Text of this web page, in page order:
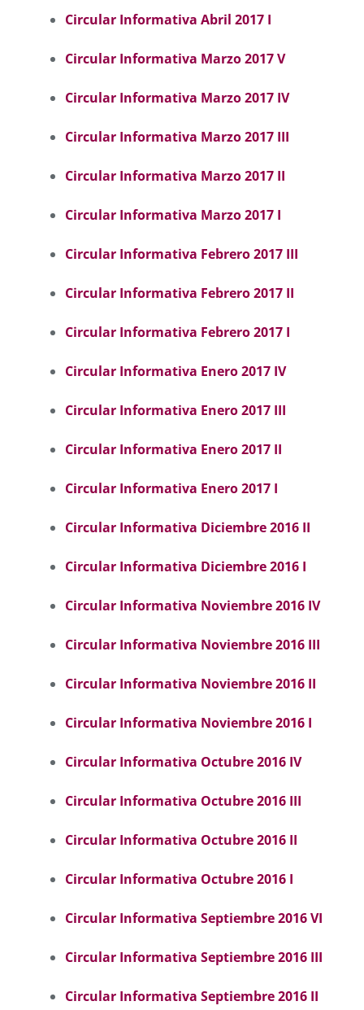
Circular Informativa Abril 2017 I
Circular Informativa Marzo 2017 V
Circular Informativa Marzo 2017 IV
Circular Informativa Marzo 2017 III
Circular Informativa Marzo 2017 II
Circular Informativa Marzo 2017 I
Circular Informativa Febrero 2017 III
Circular Informativa Febrero 2017 II
Circular Informativa Febrero 2017 I
Circular Informativa Enero 2017 IV
Circular Informativa Enero 2017 III
Circular Informativa Enero 2017 II
Circular Informativa Enero 2017 I
Circular Informativa Diciembre 2016 II
Circular Informativa Diciembre 2016 I
Circular Informativa Noviembre 2016 IV
Circular Informativa Noviembre 2016 III
Circular Informativa Noviembre 2016 II
Circular Informativa Noviembre 2016 I
Circular Informativa Octubre 2016 IV
Circular Informativa Octubre 2016 III
Circular Informativa Octubre 2016 II
Circular Informativa Octubre 2016 I
Circular Informativa Septiembre 2016 VI
Circular Informativa Septiembre 2016 III
Circular Informativa Septiembre 2016 II